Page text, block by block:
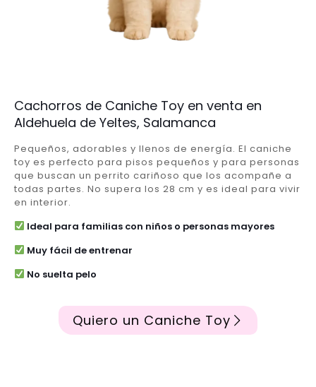
Cachorros de Caniche Toy en venta en
Aldehuela de Yeltes, Salamanca
Pequeños, adorables y llenos de energía. El caniche
toy es perfecto para pisos pequeños y para personas
que buscan un perrito cariñoso que los acompañe a
todas partes. No supera los 28 cm y es ideal para vivir
en interior.
Ideal para familias con niños o personas mayores
Muy fácil de entrenar
No suelta pelo
Quiero un Caniche Toy